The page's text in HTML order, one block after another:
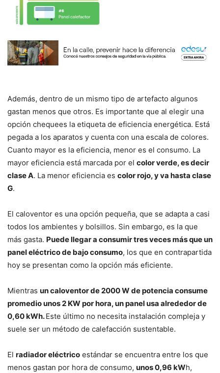
Además, dentro de un mismo tipo de artefacto algunos
gastan menos que otros. Es importante que al elegir una
opción chequees la etiqueta de eficiencia energética. Está
pegada a los aparatos y cuenta con una escala de colores.
Cuanto mayor es la eficiencia, menor es el consumo. La
mayor eficiencia está marcada por el color verde, es decir
clase A. La menor eficiencia es color rojo, y va hasta clase
G.
El caloventor es una opción pequeña, que se adapta a casi
todos los ambientes y bolsillos. Sin embargo, es la que
más gasta. Puede llegar a consumir tres veces más que un
panel eléctrico de bajo consumo, los que en contrapartida
hoy se presentan como la opción más eficiente.
Mientras un caloventor de 2000 W de potencia consume
promedio unos 2 KW por hora, un panel usa alrededor de
0,60 kWh.Este último no necesita instalación compleja y
suele ser un método de calefacción sustentable.
El radiador eléctrico estándar se encuentra entre los que
menos gastan por hora de consumo, unos 0,96 kWh,